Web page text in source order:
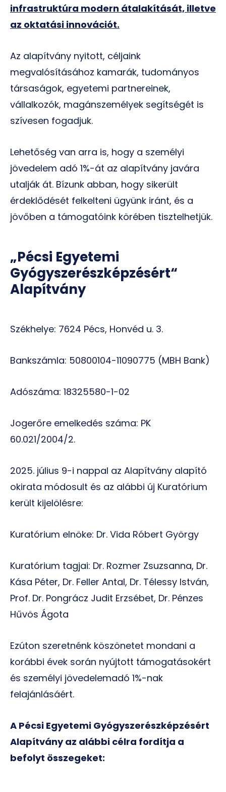
infrastruktúra modern átalakítását, illetve
az oktatási innovációt.
Az alapítvány nyitott, céljaink
megvalósításához kamarák, tudományos
társaságok, egyetemi partnereinek,
vállalkozók, magánszemélyek segítségét is
szívesen fogadjuk.
Lehetőség van arra is, hogy a személyi
jövedelem adó 1%-át az alapítvány javára
utalják át. Bízunk abban, hogy sikerült
érdeklődését felkelteni ügyünk iránt, és a
jövőben a támogatóink körében tisztelhetjük.
„Pécsi Egyetemi
Gyógyszerészképzésért“
Alapítvány
Székhelye: 7624 Pécs, Honvéd u. 3.
Bankszámla: 50800104-11090775 (MBH Bank)
Adószáma: 18325580-1-02
Jogerőre emelkedés száma: PK
60.021/2004/2.
2025. július 9-i nappal az Alapítvány alapító
okirata módosult és az alábbi új Kuratórium
került kijelölésre:
Kuratórium elnöke: Dr. Vida Róbert György
Kuratórium tagjai: Dr. Rozmer Zsuzsanna, Dr.
Kása Péter, Dr. Feller Antal, Dr. Télessy István,
Prof. Dr. Pongrácz Judit Erzsébet, Dr. Pénzes
Hűvös Ágota
Ezúton szeretnénk köszönetet mondani a
korábbi évek során nyújtott támogatásokért
és személyi jövedelemadó 1%-nak
felajánlásáért.
A Pécsi Egyetemi Gyógyszerészképzésért
Alapítvány az alábbi célra fordítja a
befolyt összegeket: